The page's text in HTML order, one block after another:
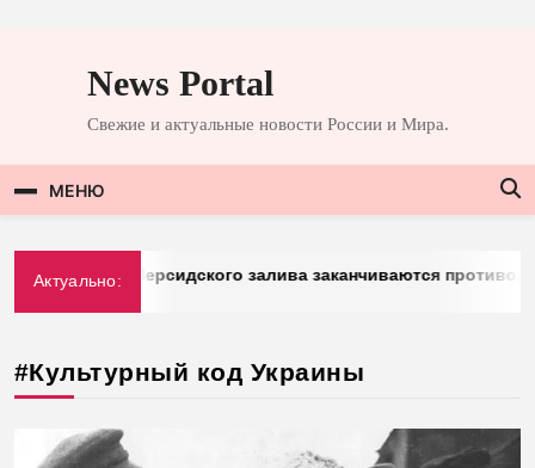
содержимомуNews Portal
Свежие и актуальные новости России и Мира.
МЕНЮ
Актуально:
у стран Персидского залива заканчиваются
#Культурный код Украины